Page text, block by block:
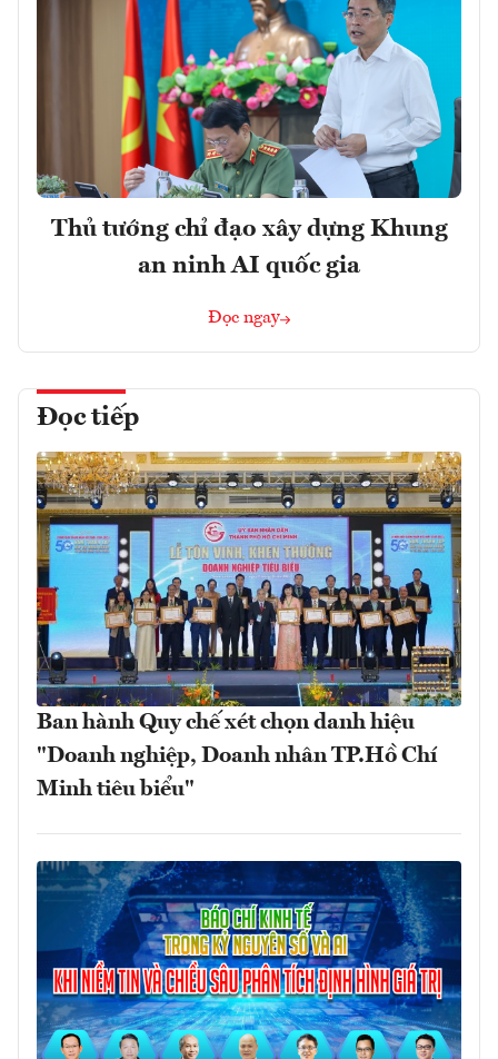
Thủ tướng chỉ đạo xây dựng Khung
an ninh AI quốc gia
Đọc ngay
Đọc tiếp
Ban hành Quy chế xét chọn danh hiệu
"Doanh nghiệp, Doanh nhân TP.Hồ Chí
Minh tiêu biểu"